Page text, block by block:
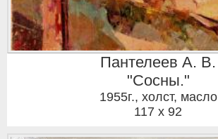
Пантелеев А. В.
"Сосны."
1955г., холст, масло
117 x 92